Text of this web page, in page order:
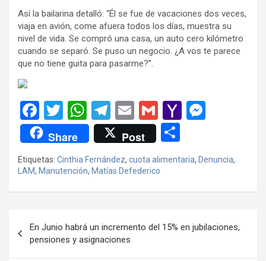
Así la bailarina detalló: “Él se fue de vacaciones dos veces,
viaja en avión, come afuera todos los días, muestra su
nivel de vida. Se compró una casa, un auto cero kilómetro
cuando se separó. Se puso un negocio. ¿A vos te parece
que no tiene guita para pasarme?”.
F
a
ce
b
o
k
T
wi
tt
er
W
h
at
s
A
p
T
el
e
gr
a
E
m
ail
G
m
ail
Y
o
o
ail
n
g
Share Post
o
m
p
tir
Etiquetas: Cinthia Fernández, cuota alimentaria, Denuncia,
LAM, Manutención, Matías Defederico
de
entradas
En Junio habrá un incremento del 15% en jubilaciones,
pensiones y asignaciones